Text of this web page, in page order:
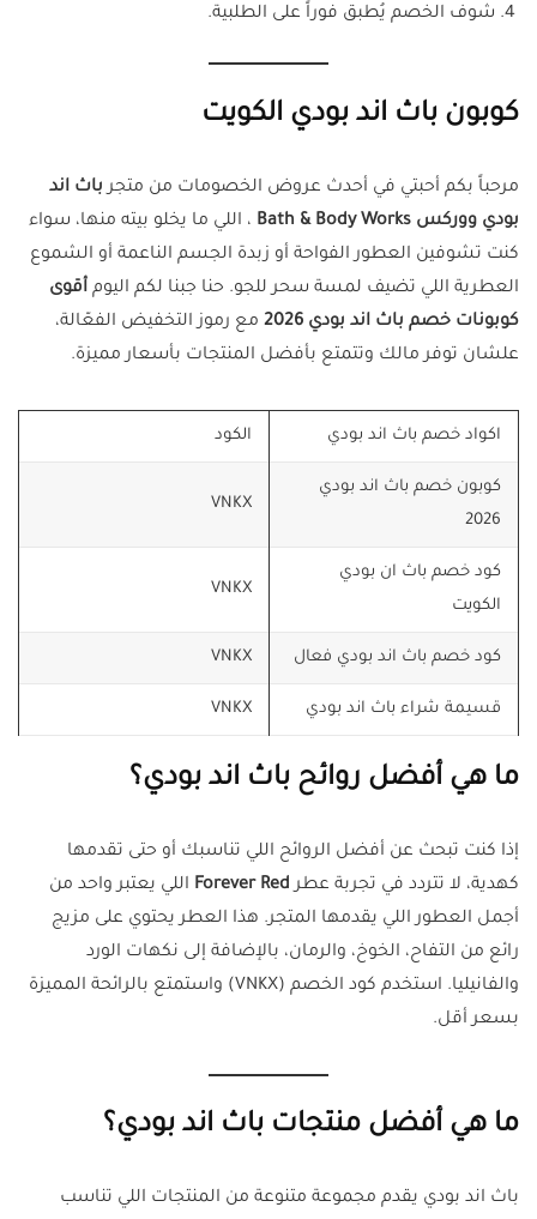
شوف الخصم يُطبق فوراً على الطلبية.
كوبون باث اند بودي الكويت
مرحباً بكم أحبتي في أحدث عروض الخصومات من متجرباث اند
بودي ووركس Bath & Body Works
، اللي ما يخلو بيته منها، سواء
كنت تشوفين العطور الفواحة أو زبدة الجسم الناعمة أو الشموع
العطرية اللي تضيف لمسة سحر للجو. حنا جبنا لكم اليوم أقوى
كوبونات خصم باث اند بودي 2026
مع رموز التخفيض الفعّالة،
علشان توفر مالك وتتمتع بأفضل المنتجات بأسعار مميزة.
اكواد خصم باث اند بودي الكود
كوبون خصم باث اند بودي
2026
VNKX
كود خصم باث ان بودي
الكويت
VNKX
كود خصم باث اند بودي فعال VNKX
قسيمة شراء باث اند بودي VNKX
ما هي أفضل روائح باث اند بودي؟
إذا كنت تبحث عن أفضل الروائح اللي تناسبك أو حتى تقدمها
كهدية، لا تتردد في تجربة عطرForever Red اللي يعتبر واحد من
أجمل العطور اللي يقدمها المتجر. هذا العطر يحتوي على مزيج
رائع من التفاح، الخوخ، والرمان، بالإضافة إلى نكهات الورد
والفانيليا. استخدم كود الخصم (VNKX) واستمتع بالرائحة المميزة
بسعر أقل.
ما هي أفضل منتجات باث اند بودي؟
باث اند بودي يقدم مجموعة متنوعة من المنتجات اللي تناسب